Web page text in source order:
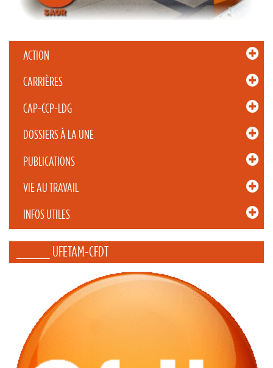
ACTION
CARRIÈRES
CAP-CCP-LDG
DOSSIERS À LA UNE
PUBLICATIONS
VIE AU TRAVAIL
INFOS UTILES
_____ UFETAM-CFDT